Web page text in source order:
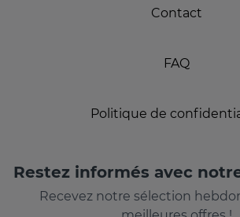
Contact
FAQ
Politique de
Restez informés avec
Recevez notre sélection